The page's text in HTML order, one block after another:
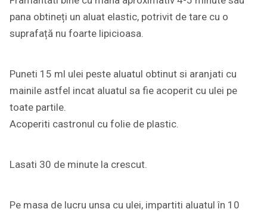
pana obtineți un aluat elastic, potrivit de tare cu o
suprafață nu foarte lipicioasa.
Puneti 15 ml ulei peste aluatul obtinut si aranjati cu
mainile astfel incat aluatul sa fie acoperit cu ulei pe
toate partile.
Acoperiti castronul cu folie de plastic.
Lasati 30 de minute la crescut.
Pe masa de lucru unsa cu ulei, impartiti aluatul în 10